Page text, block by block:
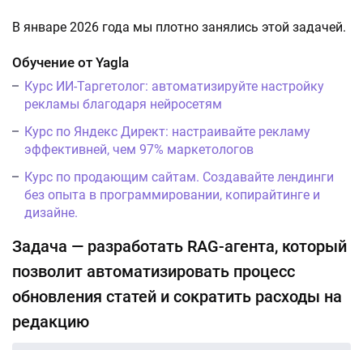
В январе 2026 года мы плотно занялись этой задачей.
Обучение от Yagla
Курс ИИ-Таргетолог: автоматизируйте настройку
рекламы благодаря нейросетям
Курс по Яндекс Директ: настраивайте рекламу
эффективней, чем 97% маркетологов
Курс по продающим сайтам. Создавайте лендинги
без опыта в программировании, копирайтинге и
дизайне.
Задача — разработать RAG-агента, который
позволит автоматизировать процесс
обновления статей и сократить расходы на
редакцию